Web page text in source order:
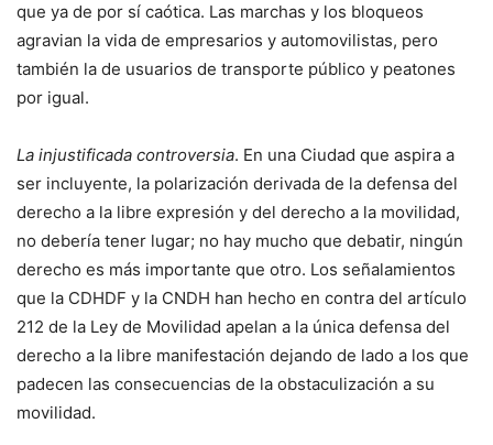
que ya de por sí caótica. Las marchas y los bloqueos
agravian la vida de empresarios y automovilistas, pero
también la de usuarios de transporte público y peatones
por igual.
La injustificada controversia. En una Ciudad que aspira a
ser incluyente, la polarización derivada de la defensa del
derecho a la libre expresión y del derecho a la movilidad,
no debería tener lugar; no hay mucho que debatir, ningún
derecho es más importante que otro. Los señalamientos
que la CDHDF y la CNDH han hecho en contra del artículo
212 de la Ley de Movilidad apelan a la única defensa del
derecho a la libre manifestación dejando de lado a los que
padecen las consecuencias de la obstaculización a su
movilidad.